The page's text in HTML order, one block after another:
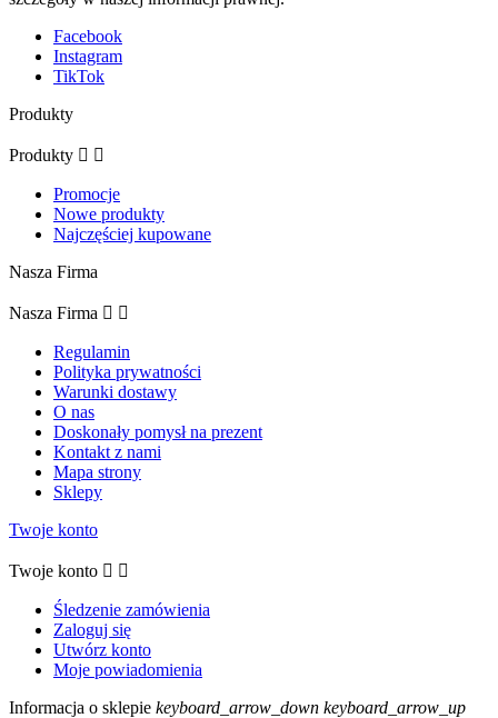
Facebook
Instagram
TikTok
Produkty
Produkty  
Promocje
Nowe produkty
Najczęściej kupowane
Nasza Firma
Nasza Firma  
Regulamin
Polityka prywatności
Warunki dostawy
O nas
Doskonały pomysł na prezent
Kontakt z nami
Mapa strony
Sklepy
Twoje konto
Twoje konto  
Śledzenie zamówienia
Zaloguj się
Utwórz konto
Moje powiadomienia
Informacja o sklepie keyboard_arrow_down keyboard_arrow_up